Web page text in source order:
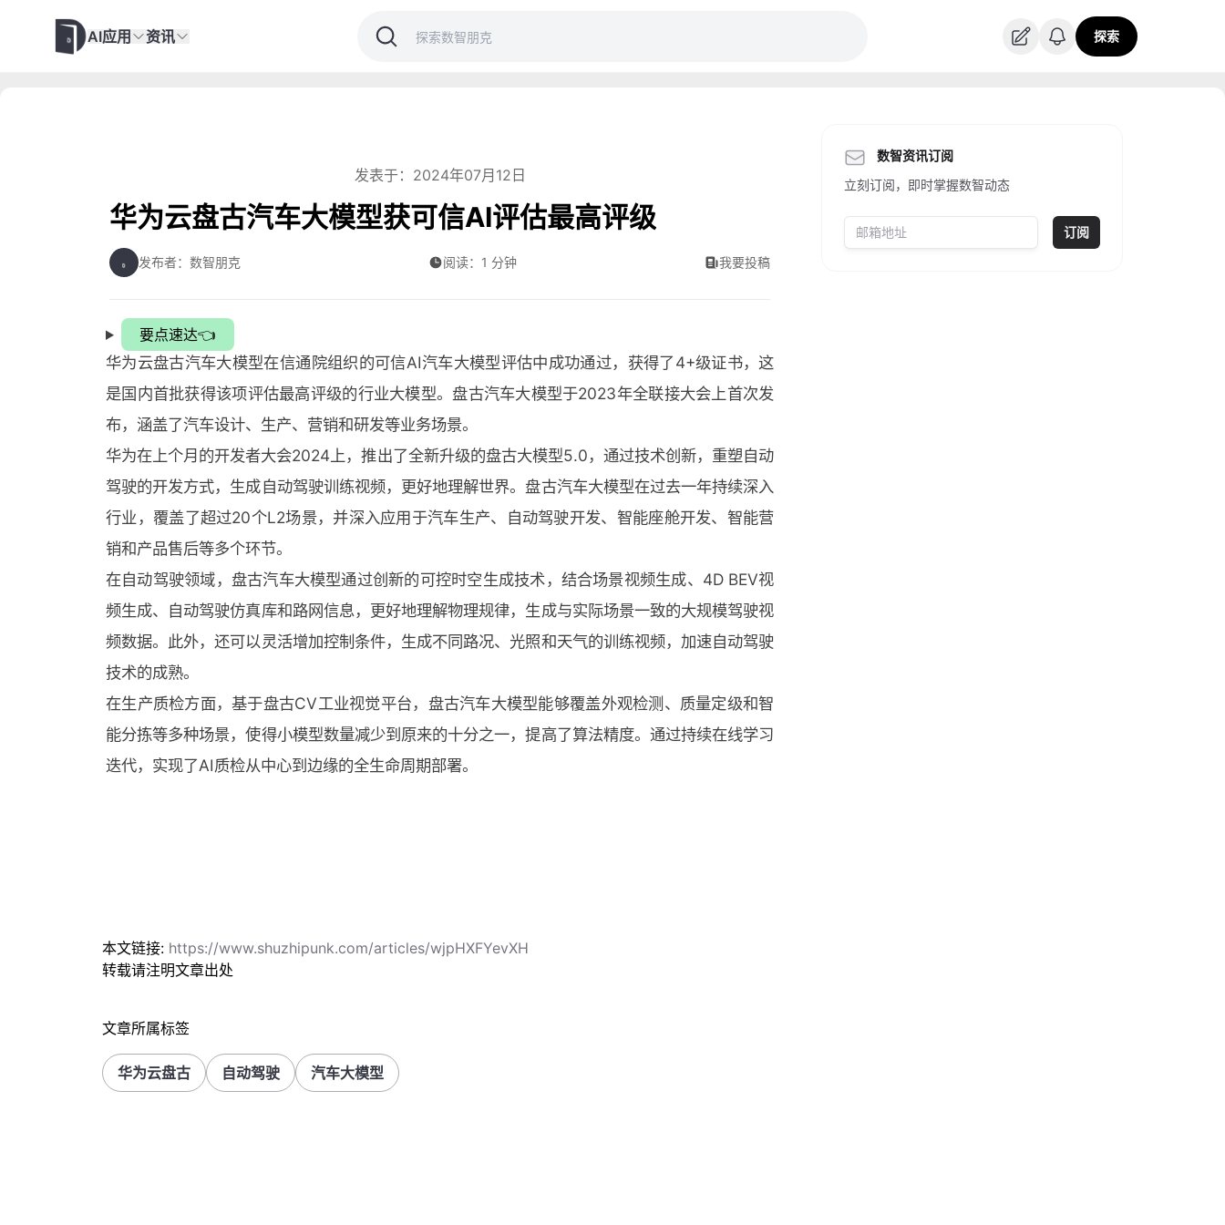
AI应用 资讯 探索
发表于：2024年07月12日
华为云盘古汽车大模型获可信AI评估最高评级
发布者：数智朋克 阅读：1 分钟 我要投稿
要点速达👈
华为云盘古汽车大模型在信通院组织的可信AI汽车大模型评估中成功通过，获得了4+级证书，这
是国内首批获得该项评估最高评级的行业大模型。盘古汽车大模型于2023年全联接大会上首次发
布，涵盖了汽车设计、生产、营销和研发等业务场景。
华为在上个月的开发者大会2024上，推出了全新升级的盘古大模型5.0，通过技术创新，重塑自动
驾驶的开发方式，生成自动驾驶训练视频，更好地理解世界。盘古汽车大模型在过去一年持续深入
行业，覆盖了超过20个L2场景，并深入应用于汽车生产、自动驾驶开发、智能座舱开发、智能营
销和产品售后等多个环节。
在自动驾驶领域，盘古汽车大模型通过创新的可控时空生成技术，结合场景视频生成、4D BEV视
频生成、自动驾驶仿真库和路网信息，更好地理解物理规律，生成与实际场景一致的大规模驾驶视
频数据。此外，还可以灵活增加控制条件，生成不同路况、光照和天气的训练视频，加速自动驾驶
技术的成熟。
在生产质检方面，基于盘古CV工业视觉平台，盘古汽车大模型能够覆盖外观检测、质量定级和智
能分拣等多种场景，使得小模型数量减少到原来的十分之一，提高了算法精度。通过持续在线学习
迭代，实现了AI质检从中心到边缘的全生命周期部署。
数智资讯订阅
立刻订阅，即时掌握数智动态
订阅
本文链接: https://www.shuzhipunk.com/articles/wjpHXFYevXH
转载请注明文章出处
文章所属标签
华为云盘古 自动驾驶 汽车大模型